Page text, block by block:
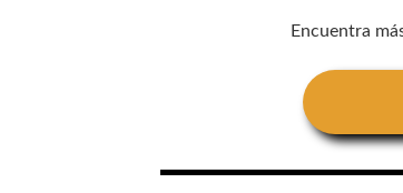
Encuentra